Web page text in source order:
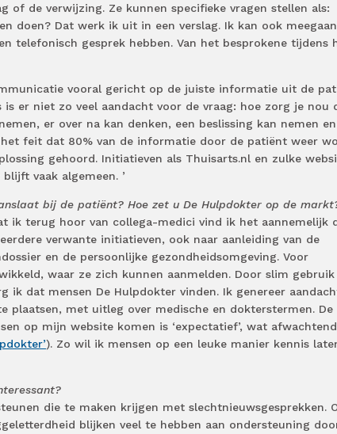
of de verwijzing. Ze kunnen specifieke vragen stellen als:
doen? Dat werk ik uit in een verslag. Ik kan ook
telefonisch gesprek hebben. Van het besprokene tijdens
vooral gericht op de juiste informatie uit de
is er niet zo veel aandacht voor de vraag: hoe zorg je nou
er over na kan denken, een beslissing kan nemen
feit dat 80% van de informatie door de patiënt weer
gehoord. Initiatieven als Thuisarts.nl en zulke
vaak algemeen. ’
bij de patiënt? Hoe zet u De Hulpdokter op de
ik terug hoor van collega-medici vind ik het aannemelijk
verwante initiatieven, ook naar aanleiding van de
en de persoonlijke gezondheidsomgeving. Voor
waar ze zich kunnen aanmelden. Door slim gebruik
ik dat mensen De Hulpdokter vinden. Ik genereer
plaatsen, met uitleg over medische en dokterstermen. De
op mijn website komen is ‘expectatief’, wat afwachtend
). Zo wil ik mensen op een leuke manier kennis
die te maken krijgen met slechtnieuwsgesprekken.
blijken veel te hebben aan ondersteuning